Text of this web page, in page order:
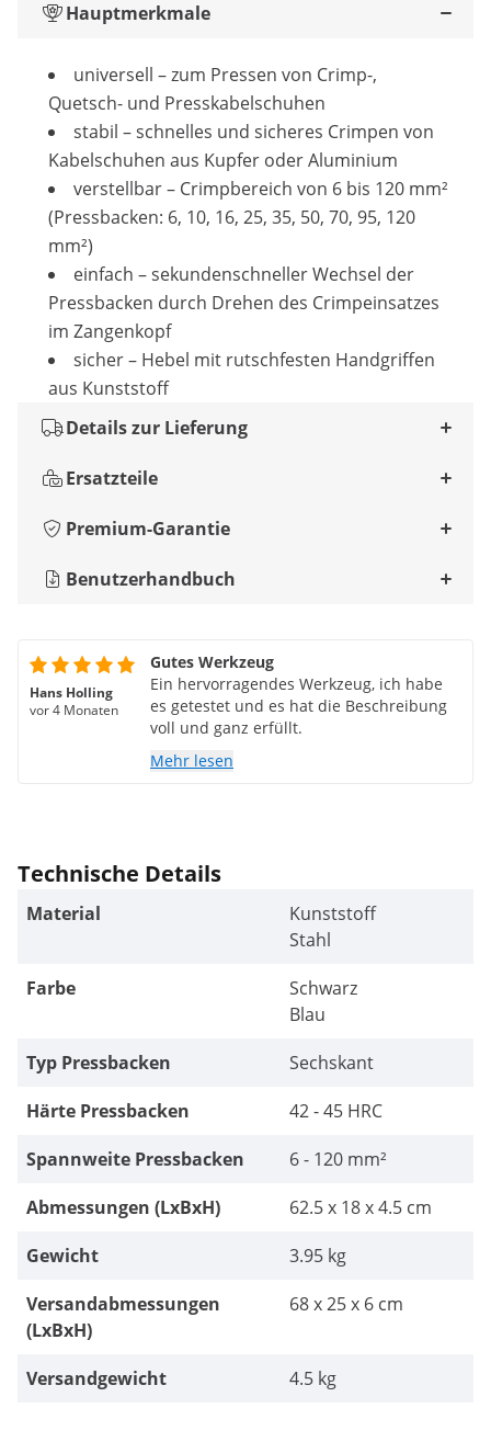
Hauptmerkmale
universell – zum Pressen von Crimp-,
Quetsch- und Presskabelschuhen
stabil – schnelles und sicheres Crimpen von
Kabelschuhen aus Kupfer oder Aluminium
verstellbar – Crimpbereich von 6 bis 120 mm²
(Pressbacken: 6, 10, 16, 25, 35, 50, 70, 95, 120
mm²)
einfach – sekundenschneller Wechsel der
Pressbacken durch Drehen des Crimpeinsatzes
im Zangenkopf
sicher – Hebel mit rutschfesten Handgriffen
aus Kunststoff
Details zur Lieferung
Ersatzteile
Premium-Garantie
Benutzerhandbuch
Hans Holling
vor 4 Monaten
Gutes Werkzeug
Ein hervorragendes Werkzeug, ich habe
es getestet und es hat die Beschreibung
voll und ganz erfüllt.
Mehr lesen
Technische Details
Material
Kunststoff
Stahl
Farbe
Schwarz
Blau
Typ Pressbacken
Sechskant
Härte Pressbacken
42 - 45 HRC
Spannweite Pressbacken
6 - 120 mm²
Abmessungen (LxBxH)
62.5 x 18 x 4.5 cm
Gewicht
3.95 kg
Versandabmessungen
(LxBxH)
68 x 25 x 6 cm
Versandgewicht 4.5 kg